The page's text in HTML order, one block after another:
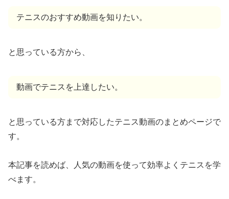
テニスのおすすめ動画を知りたい。
と思っている方から、
動画でテニスを上達したい。
と思っている方まで対応したテニス動画のまとめページで
す。
本記事を読めば、人気の動画を使って効率よくテニスを学
べます。